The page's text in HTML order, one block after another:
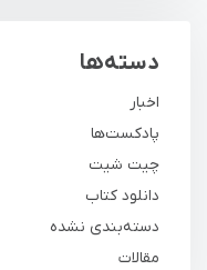
دسته‌ها
اخبار
پادکست‌ها
چیت شیت
دانلود کتاب
دسته‌بندی نشده
مقالات